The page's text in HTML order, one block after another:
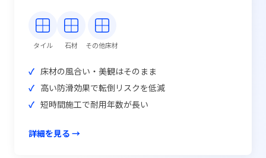
タイル 石材 その他床材
床材の風合い・美観はそのまま
高い防滑効果で転倒リスクを低減
短時間施工で耐用年数が長い
詳細を見る →